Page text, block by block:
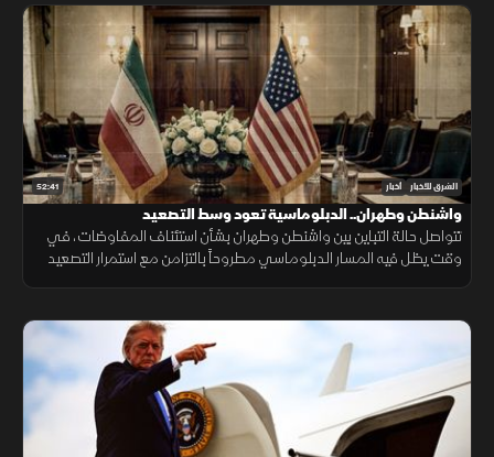
52:41 الشرق للأخبار أخبار
واشنطن وطهران.. الدبلوماسية تعود وسط التصعيد
تتواصل حالة التباين بين واشنطن وطهران بشأن استئناف المفاوضات، في
وقت يظل فيه المسار الدبلوماسي مطروحاً بالتزامن مع استمرار التصعيد